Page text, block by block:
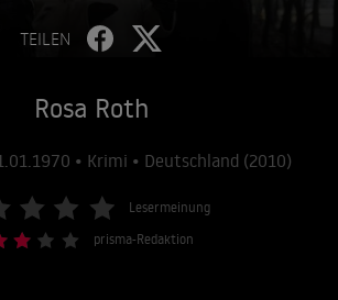
TEILEN
Rosa Roth
• Krimi • Deutschland (2010)
Lesermeinung
prisma-Redaktion